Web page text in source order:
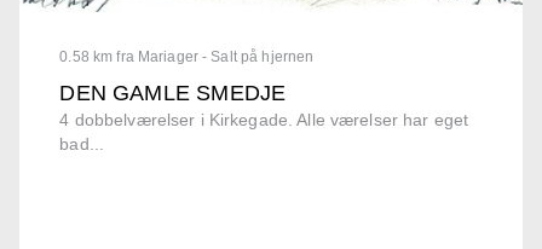
0.58 km fra Mariager - Salt på hjernen
DEN GAMLE SMEDJE
4 dobbelværelser i Kirkegade. Alle værelser har eget
bad...